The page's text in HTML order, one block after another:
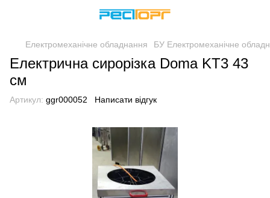
Електромеханічне обладнання БУ Електромеханічне
Електрична сирорізка Doma KT3 43
см
Артикул: ggr000052 Написати відгук